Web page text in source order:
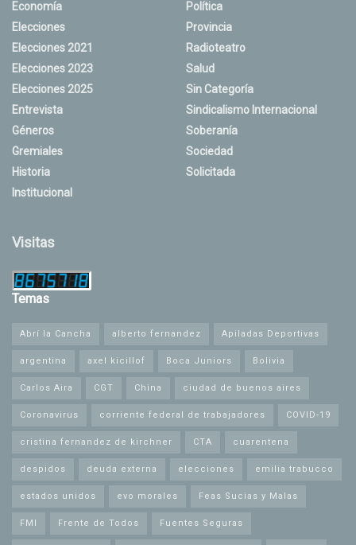
Economía
Elecciones
Elecciones 2021
Elecciones 2023
Elecciones 2025
Entrevista
Géneros
Gremiales
Historia
Institucional
Política
Provincia
Radioteatro
Salud
Sin Categoría
Sindicalismo Internacional
Soberanía
Sociedad
Solicitada
Visitas
Temas
Abrí la Cancha alberto fernandez Apiladas Deportivas
argentina axel kicillof Boca Juniors Bolivia
Carlos Aira CGT China ciudad de buenos aires
Coronavirus corriente federal de trabajadores COVID-19
cristina fernandez de kirchner CTA cuarentena
despidos deuda externa elecciones emilia trabucco
estados unidos evo morales Feas Sucias y Malas
FMI Frente de Todos Fuentes Seguras